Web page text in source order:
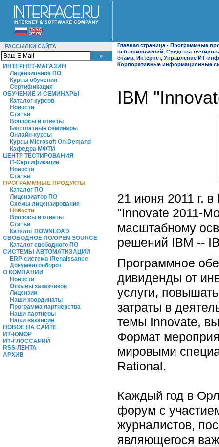
РАССЫЛКИ САЙТА
ИНТЕРНЕТ-МАГАЗИН
Лицензионное ПО
Курсы обучения
Сертификация
ОБУЧЕНИЕ И СЕМИНАРЫ
Каталог курсов
Новости
Статьи
Вопросы и ответы
Бесплатные семинары
Онлайн-курсы
Курсы Microsoft On-Demand
Кафедра МФТИ
ЦЕНТР ТЕСТИРОВАНИЯ
IT-Сертификации
Новости
Статьи
ПРОГРАММНЫЕ ПРОДУКТЫ
Каталог ПО
Лицензиатор ПО
Схемы лицензирования
Новости
Вопросы и ответы
Статьи
Каталог DOWNLOAD
СВОБОДНОЕ ПО/OPEN SOURCE
Каталог свободного ПО
СИСТЕМЫ АВТОМАТИЗАЦИИ
ERP-система iRenaissance
Документооборот
О КОМПАНИИ
Новости
Отзывы заказчиков
Лицензии
Наши координаты
Программа партнерства
Наши партнеры
Наши вакансии
НОВОЕ НА САЙТЕ
ИТ-ЮМОР
ИТ-ГЛОССАРИЙ
RSS-ЛЕНТА
АРХИВ
Главная страница - Программные
веб-приложений, Средства
спама, Интернет, Управление ИТ-
Корпоративные информационные
IBM
21 июня 2011 г.
"Innovate 2011-
масштабному
решений IBM --
Программное
дивиденды от
услуги,
затраты в
темы Innovate,
Формат
мировыми
Rational.
Каждый год в
форум с
журналистов,
являющегося